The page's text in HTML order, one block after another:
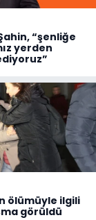
“şenliğe
yerden
ölümüyle ilgili
görüldü